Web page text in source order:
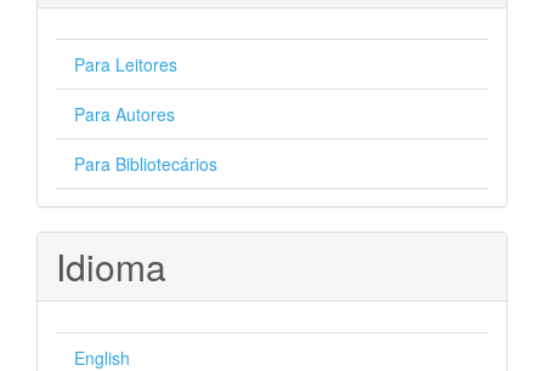
Para Leitores
Para Autores
Para Bibliotecários
Idioma
English